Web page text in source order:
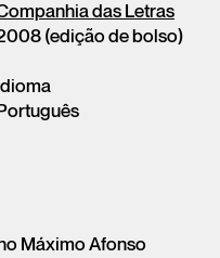
das Letras
(edição de bolso)
Idioma
Português
Máximo Afonso